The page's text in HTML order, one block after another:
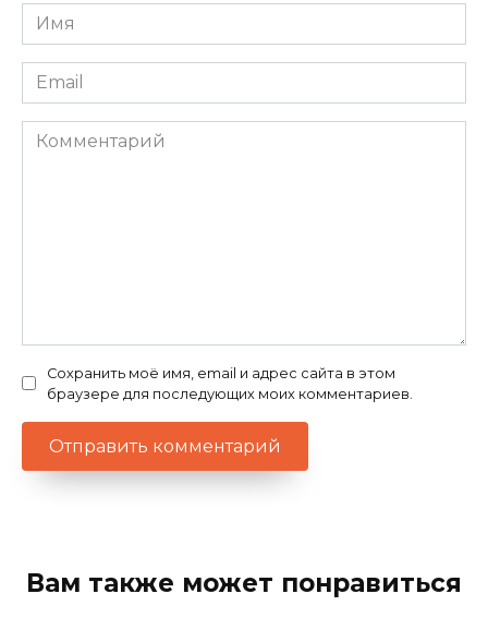
Имя
*
Email
*
Комментарий
Сохранить моё имя, email и адрес сайта в этом
браузере для последующих моих комментариев.
Вам также может понравиться